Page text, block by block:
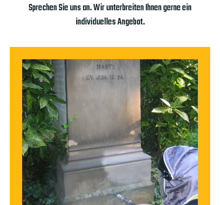
Sprechen Sie uns an. Wir unterbreiten Ihnen gerne ein
individuelles Angebot.